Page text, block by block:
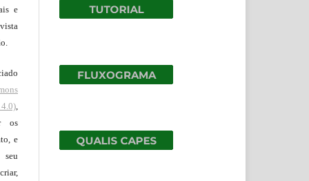
e
os
e